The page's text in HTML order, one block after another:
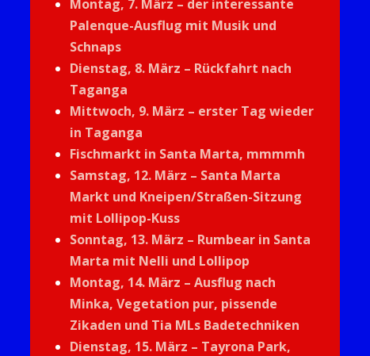
Montag, 7. März – der interessante
Palenque-Ausflug mit Musik und
Schnaps
Dienstag, 8. März – Rückfahrt nach
Taganga
Mittwoch, 9. März – erster Tag wieder
in Taganga
Fischmarkt in Santa Marta, mmmmh
Samstag, 12. März – Santa Marta
Markt und Kneipen/Straßen-Sitzung
mit Lollipop-Kuss
Sonntag, 13. März – Rumbear in Santa
Marta mit Nelli und Lollipop
Montag, 14. März – Ausflug nach
Minka, Vegetation pur, pissende
Zikaden und Tia MLs Badetechniken
Dienstag, 15. März – Tayrona Park,